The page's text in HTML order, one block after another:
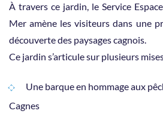
À travers ce jardin, le Service
Mer amène les visiteurs dans une
découverte des paysages cagnois.
Ce jardin s’articule sur plusieurs
Une barque en hommage aux
Cagnes